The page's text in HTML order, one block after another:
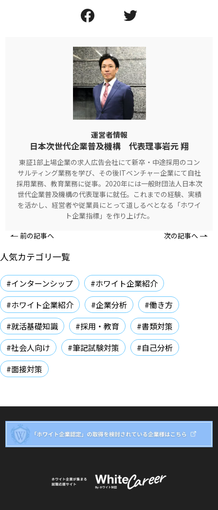
運営者情報
日本次世代企業普及機構 代表理事岩元 翔
東証1部上場企業の求人広告会社にて新卒・中途採用のコン
サルティング業務を学び、その後ITベンチャー企業にて自社
採用業務、教育業務に従事。2020年には一般財団法人日本次
世代企業普及機構の代表理事に就任。これまでの経験、実績
を活かし、経営者や従業員にとって道しるべとなる「ホワイ
ト企業指標」を作り上げた。
前の記事へ 次の記事へ
人気カテゴリ一覧
#インターンシップ
#ホワイト企業紹介
#ホワイト企業紹介
#企業分析
#働き方
#就活基礎知識
#採用・教育
#書類対策
#社会人向け
#筆記試験対策
#自己分析
#面接対策